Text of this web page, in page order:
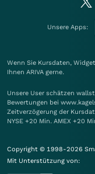
Unsere Apps:
Wenn Sie Kursdaten,
Ihnen ARIVA gerne.
Unsere User schätzen
Bewertungen bei
Zeitverzögerung der
NYSE +20 Min. AMEX +20
Copyright © 1998-2026
Mit Unterstützung von: